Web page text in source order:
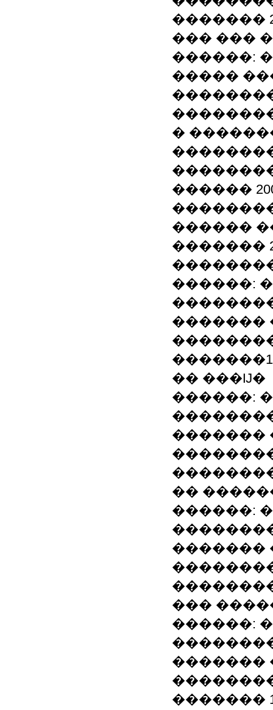
�������
��� ���
������:
�����
�
������
������
�������
������:
�������
�� ���Ĳ�
������:
�������
��������
��
������:
�������
��������
���
������:
�������
�������